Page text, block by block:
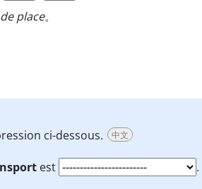
place。
ci-dessous. 中文
est .